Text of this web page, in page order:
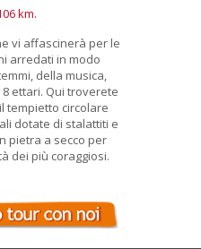
km.
vi affascinerà per le
arredati in modo
della musica,
ettari. Qui troverete
tempietto circolare
dotate di stalattiti e
pietra a secco per
dei più coraggiosi.